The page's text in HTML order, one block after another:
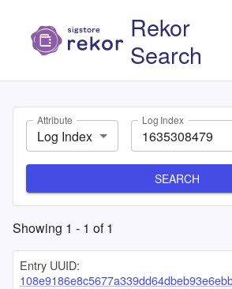
Rekor
Search
Attribute
Log Index
Log Index
SEARCH
Showing 1 - 1 of1
Entry UUID: